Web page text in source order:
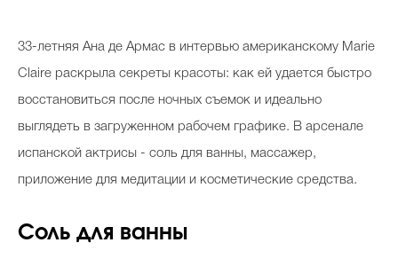
33-летняя Ана де Армас в интервью американскому Marie
Claire раскрыла секреты красоты: как ей удается быстро
восстановиться после ночных съемок и идеально
выглядеть в загруженном рабочем графике. В арсенале
испанской актрисы - соль для ванны, массажер,
приложение для медитации и косметические средства.
Соль для ванны